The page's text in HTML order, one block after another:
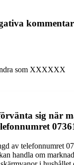
som XXXXXX
sig när
av telefonnumret
handla om